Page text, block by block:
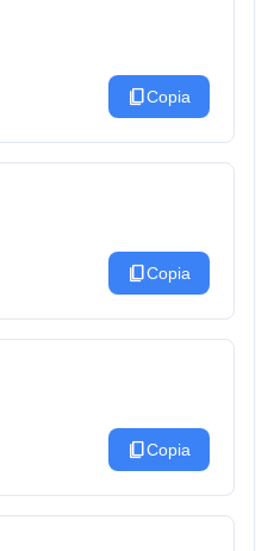
content_copyCopia
content_copyCopia
content_copyCopia